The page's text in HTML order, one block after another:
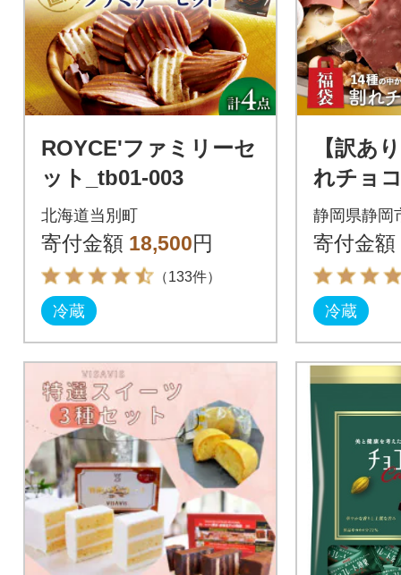
ROYCE'ファミリーセ
ット_tb01-003
北海道当別町
寄付金額 18,500円
（133件）
冷蔵
【訳あ
れチョ
袋が届
容ラン
袋)
静岡県静岡
寄付金額
冷蔵